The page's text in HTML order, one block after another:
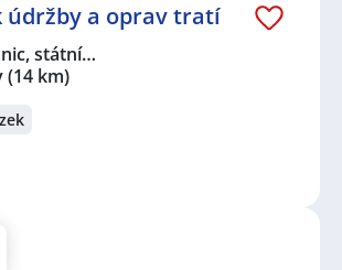
údržby a oprav tratí
státní…
(14 km)